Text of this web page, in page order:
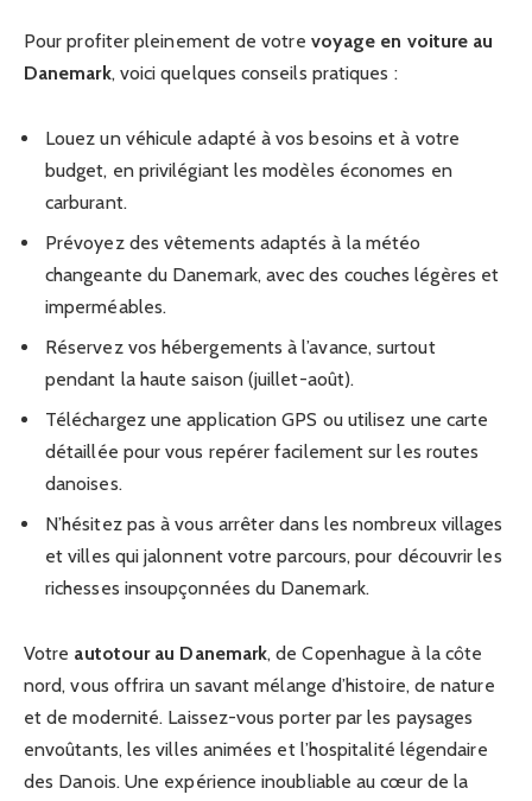
Pour profiter pleinement de votre voyage en voiture au
Danemark, voici quelques conseils pratiques :
Louez un véhicule adapté à vos besoins et à votre
budget, en privilégiant les modèles économes en
carburant.
Prévoyez des vêtements adaptés à la météo
changeante du Danemark, avec des couches légères et
imperméables.
Réservez vos hébergements à l’avance, surtout
pendant la haute saison (juillet-août).
Téléchargez une application GPS ou utilisez une carte
détaillée pour vous repérer facilement sur les routes
danoises.
N’hésitez pas à vous arrêter dans les nombreux villages
et villes qui jalonnent votre parcours, pour découvrir les
richesses insoupçonnées du Danemark.
Votre autotour au Danemark, de Copenhague à la côte
nord, vous offrira un savant mélange d’histoire, de nature
et de modernité. Laissez-vous porter par les paysages
envoûtants, les villes animées et l’hospitalité légendaire
des Danois. Une expérience inoubliable au cœur de la